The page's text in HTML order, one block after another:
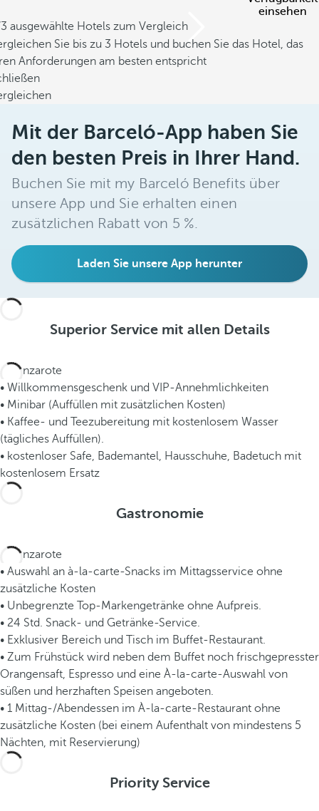
einsehen
ausgewählte Hotels zum Vergleich
Sie bis zu 3 Hotels und buchen Sie das Hotel, das
Anforderungen am besten entspricht
Mit der Barceló-App haben Sie
den besten Preis in Ihrer Hand.
Buchen Sie mit my Barceló Benefits über
unsere App und Sie erhalten einen
zusätzlichen Rabatt von 5 %.
Laden Sie unsere App herunter
Superior Service mit allen Details
• Willkommensgeschenk und VIP-Annehmlichkeiten
• Minibar (Auffüllen mit zusätzlichen Kosten)
• Kaffee- und Teezubereitung mit kostenlosem Wasser
(tägliches Auffüllen).
• kostenloser Safe, Bademantel, Hausschuhe, Badetuch mit
kostenlosem Ersatz
Gastronomie
• Auswahl an à-la-carte-Snacks im Mittagsservice ohne
zusätzliche Kosten
• Unbegrenzte Top-Markengetränke ohne Aufpreis.
• 24 Std. Snack- und Getränke-Service.
• Exklusiver Bereich und Tisch im Buffet-Restaurant.
• Zum Frühstück wird neben dem Buffet noch frischgepresster
Orangensaft, Espresso und eine À-la-carte-Auswahl von
süßen und herzhaften Speisen angeboten.
• 1 Mittag-/Abendessen im À-la-carte-Restaurant ohne
zusätzliche Kosten (bei einem Aufenthalt von mindestens 5
Nächten, mit Reservierung)
Priority Service